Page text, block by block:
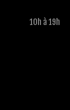
10h à 19h